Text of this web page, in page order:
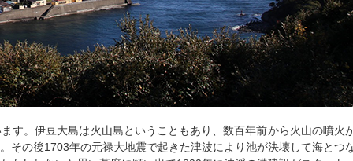
す。伊豆大島は火山島ということもあり、数百年前から火山の噴
その後1703年の元禄大地震で起きた津波により池が決壊して海とつ